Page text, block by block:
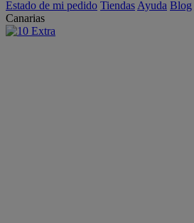
Estado de mi pedido Tiendas Ayuda Blog
Canarias